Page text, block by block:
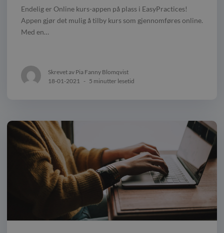
Endelig er Online kurs-appen på plass i EasyPractices!
Appen gjør det mulig å tilby kurs som gjennomføres online.
Med en…
Skrevet av Pia Fanny Blomqvist
18-01-2021
- 5 minutter lesetid